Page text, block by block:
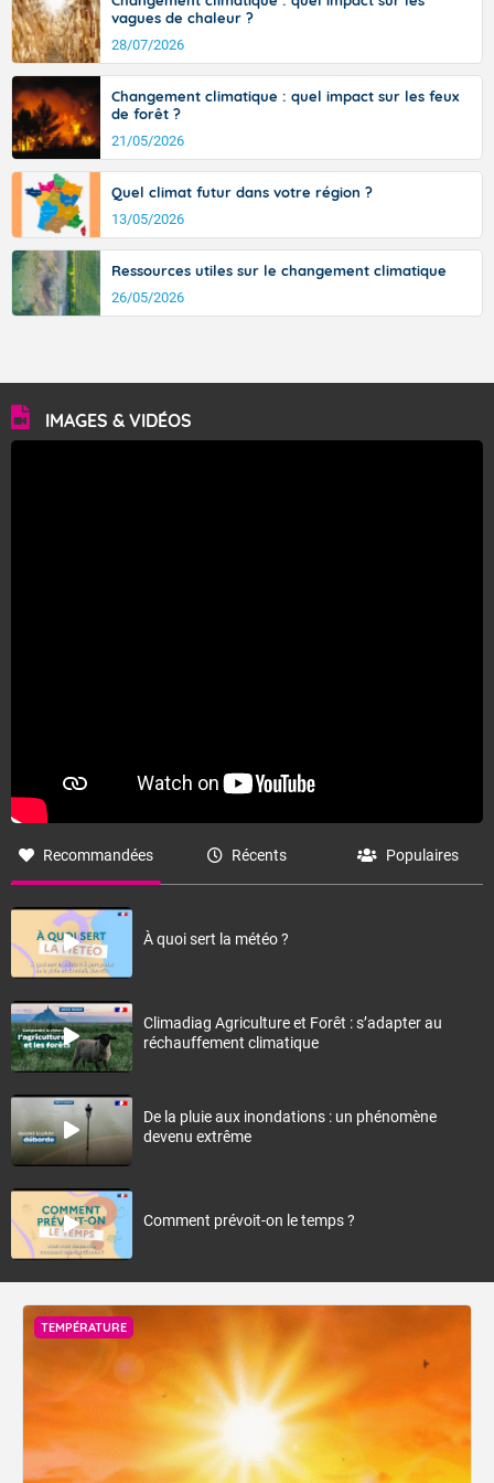
vagues de chaleur ?
28/07/2026
Changement climatique : quel impact sur les feux
de forêt ?
21/05/2026
Quel climat futur dans votre région ?
13/05/2026
Ressources utiles sur le changement climatique
26/05/2026
IMAGES & VIDÉOS
Recommandées Récents Populaires
À quoi sert la météo ?
Climadiag Agriculture et Forêt : s’adapter au
réchauffement climatique
De la pluie aux inondations : un phénomène
devenu extrême
Comment prévoit-on le temps ?
TEMPÉRATURE